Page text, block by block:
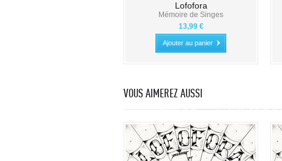
Lofofora
Mémoire de Singes
13,99 €
Ajouter au panier
VOUS AIMEREZ AUSSI